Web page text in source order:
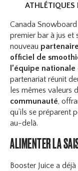
ATHLÉTIQUES
Canada
premier bar à jus et
nouveau
officiel de
l’équipe
partenariat réunit
les mêmes valeurs
communauté ,
qu’ils se préparent
au-delà.
ALIMENTER LA
Booster Juice a